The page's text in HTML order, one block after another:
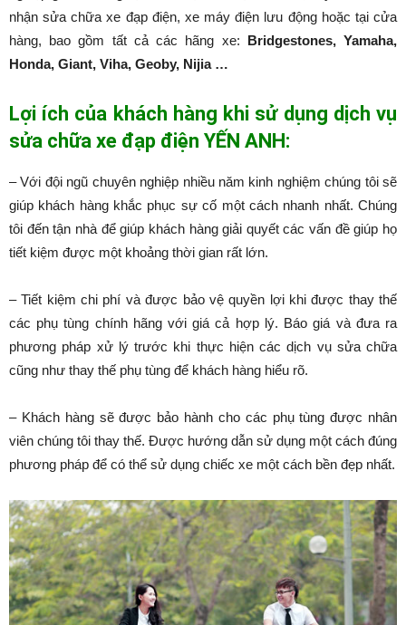
nhận sửa chữa xe đạp điện, xe máy điện lưu động hoặc tại cửa
hàng, bao gồm tất cả các hãng xe: Bridgestones, Yamaha,
Honda, Giant, Viha, Geoby, Nijia …
Lợi ích của khách hàng khi sử dụng dịch vụ
sửa chữa xe đạp điện YẾN ANH:
– Với đội ngũ chuyên nghiệp nhiều năm kinh nghiệm chúng tôi sẽ
giúp khách hàng khắc phục sự cố một cách nhanh nhất. Chúng
tôi đến tận nhà để giúp khách hàng giải quyết các vấn đề giúp họ
tiết kiệm được một khoảng thời gian rất lớn.
– Tiết kiệm chi phí và được bảo vệ quyền lợi khi được thay thế
các phụ tùng chính hãng với giá cả hợp lý. Báo giá và đưa ra
phương pháp xử lý trước khi thực hiện các dịch vụ sửa chữa
cũng như thay thế phụ tùng để khách hàng hiểu rõ.
– Khách hàng sẽ được bảo hành cho các phụ tùng được nhân
viên chúng tôi thay thế. Được hướng dẫn sử dụng một cách đúng
phương pháp để có thể sử dụng chiếc xe một cách bền đẹp nhất.